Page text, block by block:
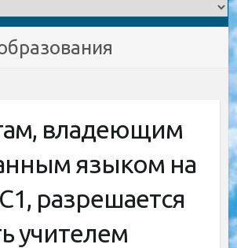
владеющим
языком на
разрешается
учителем